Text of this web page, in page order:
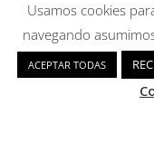
Copyright © 2026
Usamos cookies
navegando
ACEPTAR TODAS